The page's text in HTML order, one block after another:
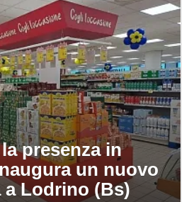
presenza in
un nuovo
Lodrino (Bs)